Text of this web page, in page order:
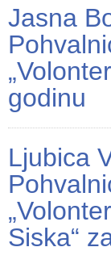
Jasna
godinu
Ljubica
Siska“